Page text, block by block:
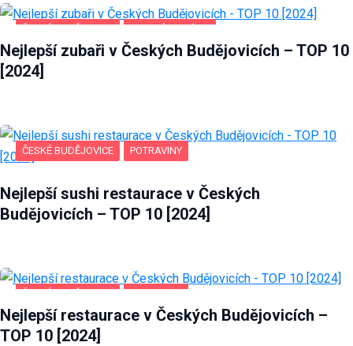
Nejlepší zubaři v Českých Budějovicích – TOP 10
[2024]
ČESKÉ BUDĚJOVICE POTRAVINY
Nejlepší sushi restaurace v Českých
Budějovicích – TOP 10 [2024]
Nejlepší restaurace v Českých Budějovicích –
TOP 10 [2024]